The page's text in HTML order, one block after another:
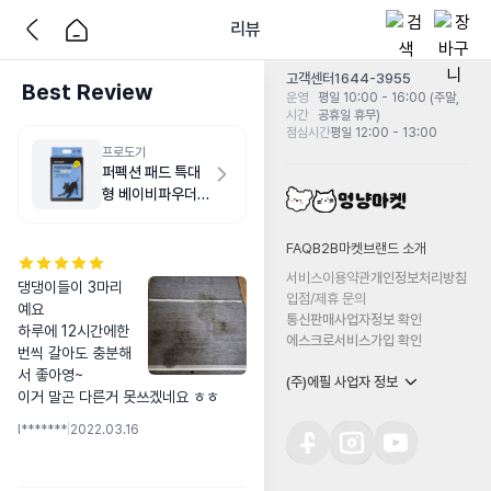
리뷰
Best Review
프로도기
퍼펙션 패드 특대
형 베이비파우더향
댕댕이들이 3마리
예요
하루에 12시간에한
번씩 갈아도 충분해
서 좋아영~
이거 말곤 다른거 못쓰겠네요 ㅎㅎ
l******* 2022.03.16
고객센터1644-3955
운영
시간
평일 10:00 - 16:00 (주말,
공휴일 휴무)
점심시간평일 12:00 - 13:00
FAQB2B마켓 브랜드 소개
서비스이용약관개인정보처리방침
입점/제휴 문의
통신판매사업자정보 확인
에스크로서비스가입 확인
(주)에필 사업자 정보